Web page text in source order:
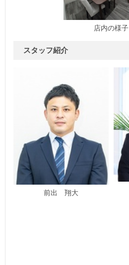
店内の様子
スタッフ紹介
前出 翔大